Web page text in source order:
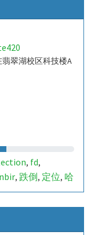
翠湖校区科技楼A
, fd,
, 跌倒, 定位, 哈
comfort,ilc,
,pir,人体活